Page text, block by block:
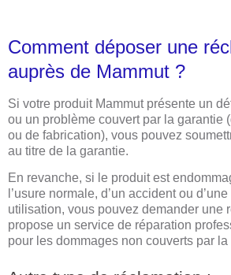
Comment déposer une
auprès de Mammut ?
Si votre produit Mammut présente un
ou un problème couvert par la garantie
ou de fabrication), vous pouvez
au titre de la garantie.
En revanche, si le produit est
l’usure normale, d’un accident ou
utilisation, vous pouvez demander une
propose un service de réparation
pour les dommages non couverts par la